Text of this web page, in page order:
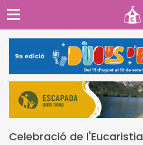
Celebració de l'Eucaristia